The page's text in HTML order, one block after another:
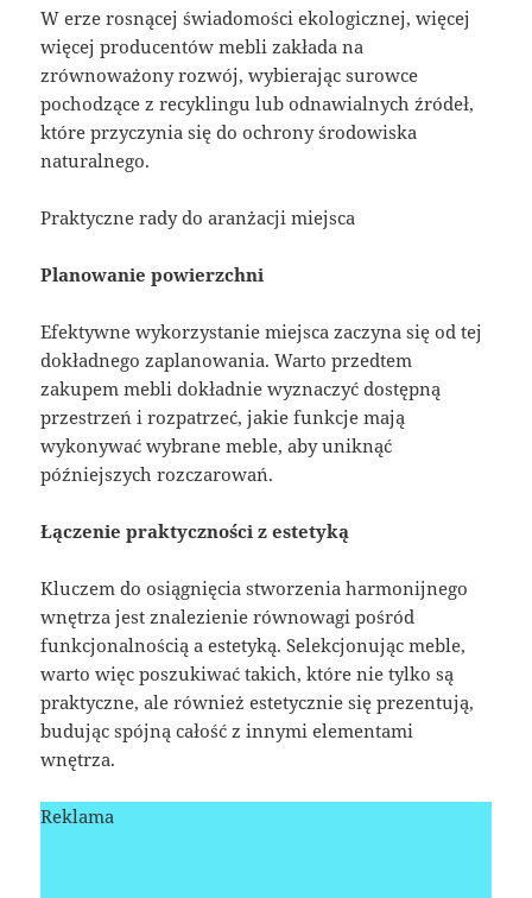
W erze rosnącej świadomości ekologicznej, więcej
więcej producentów mebli zakłada na
zrównoważony rozwój, wybierając surowce
pochodzące z recyklingu lub odnawialnych źródeł,
które przyczynia się do ochrony środowiska
naturalnego.
Praktyczne rady do aranżacji miejsca
Planowanie powierzchni
Efektywne wykorzystanie miejsca zaczyna się od tej
dokładnego zaplanowania. Warto przedtem
zakupem mebli dokładnie wyznaczyć dostępną
przestrzeń i rozpatrzeć, jakie funkcje mają
wykonywać wybrane meble, aby uniknąć
późniejszych rozczarowań.
Łączenie praktyczności z estetyką
Kluczem do osiągnięcia stworzenia harmonijnego
wnętrza jest znalezienie równowagi pośród
funkcjonalnością a estetyką. Selekcjonując meble,
warto więc poszukiwać takich, które nie tylko są
praktyczne, ale również estetycznie się prezentują,
budując spójną całość z innymi elementami
wnętrza.
Reklama